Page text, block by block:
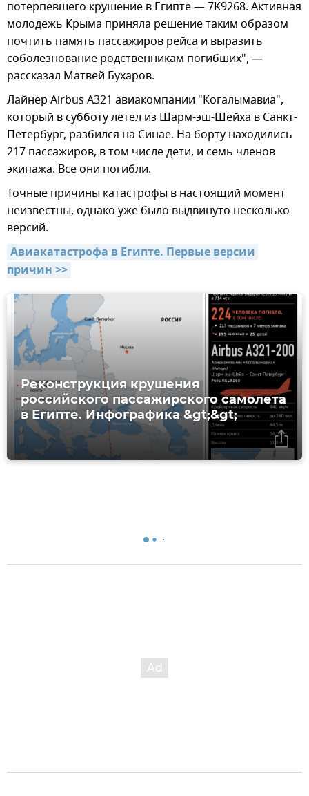
потерпевшего крушение в Египте — 7K9268. Активная
молодежь Крыма приняла решение таким образом
почтить память пассажиров рейса и выразить
соболезнование родственникам погибших", —
рассказал Матвей Бухаров.
Лайнер Airbus A321 авиакомпании "Когалымавиа",
который в субботу летел из Шарм-эш-Шейха в Санкт-
Петербург, разбился на Синае. На борту находились
217 пассажиров, в том числе дети, и семь членов
экипажа. Все они погибли.
Точные причины катастрофы в настоящий момент
неизвестны, однако уже было выдвинуто несколько
версий.
Авиакатастрофа в Египте. Первые версии
причин >>
Реконструкция крушения
российского пассажирского самолета
в Египте. Инфографика &gt;&gt;